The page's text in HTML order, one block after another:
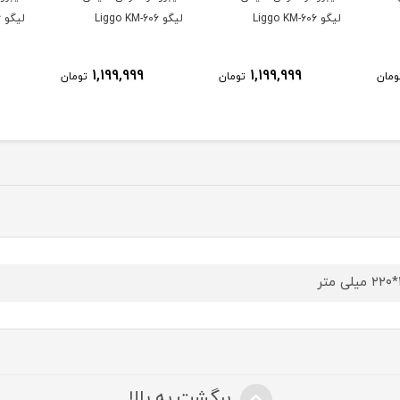
لیگو Liggo KM-606
1,199,999 تومان
لیگو Liggo KM-606
1,199,999 تومان
لیگو Liggo KM-606